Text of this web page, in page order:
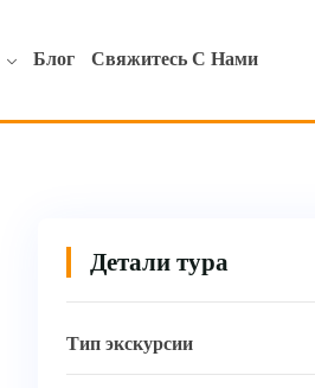
Блог Свяжитесь С Нами
Детали тура
Тип экскурсии